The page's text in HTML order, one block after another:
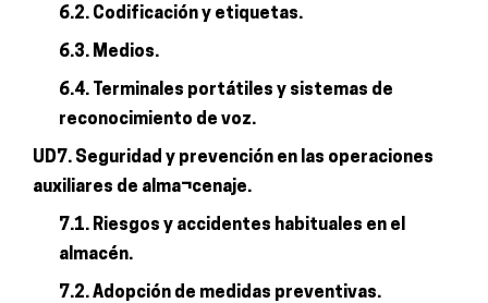
6.2. Codificación y etiquetas.
6.3. Medios.
6.4. Terminales portátiles y sistemas de
reconocimiento de voz.
UD7. Seguridad y prevención en las operaciones
auxiliares de alma¬cenaje.
7.1. Riesgos y accidentes habituales en el
almacén.
7.2. Adopción de medidas preventivas.